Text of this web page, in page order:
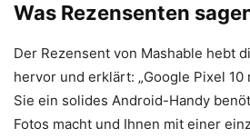
Was Rezensenten
Der Rezensent von Mashable hebt
hervor und erklärt: „Google Pixel
Sie ein solides Android-Handy
Fotos macht und Ihnen mit einer